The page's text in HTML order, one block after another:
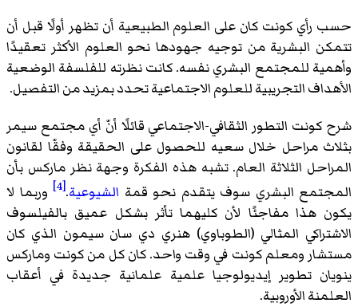
حسب رأي كونت كان على العلوم الطبيعية أن تظهر أولًا قبل أن
تتمكن البشرية من توجيه جهودها نحو العلوم الأكثر تعقيدًا
وأهمية للمجتمع البشري نفسه. كانت نظرته للفلسفة الوضعية
الأهداف التجريبية للعلوم الاجتماعية تحدد بمزيد من التفصيل.
شرح كونت التطور الثقافي-الاجتماعي قائلًا أنّ أي مجتمع سيمر
بثلاث مراحل خلال سعيه للحصول على الحقيقة وفقّا لقانون
المراحل الثلاثة العام. تشبه هذه الفكرة وجهة نظر ماركس بأن
المجتمع البشري سوف يتقدم نحو قمة الشيوعية.
[4]
وربما لا
يكون هذا مفاجئًا لأن كليهما تأثر بشكل عميق بالفيلسوف
الاشتراكي المثالي (الطوباوي) هنري دي سان سيمون الذي كان
مستشار ومعلم كونت في وقت واحد. كان كل من كونت وماركس
ينويان تطوير إيديولوجيا علمية علمانية جديدة في أعقاب
العلمنة الأوروبية.